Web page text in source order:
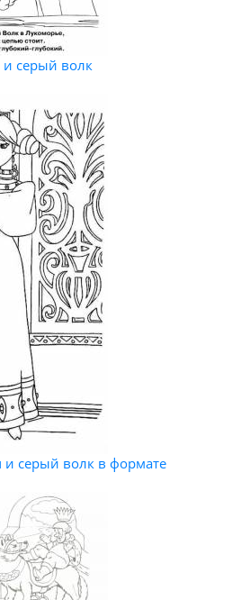
и серый волк
и серый волк в формате